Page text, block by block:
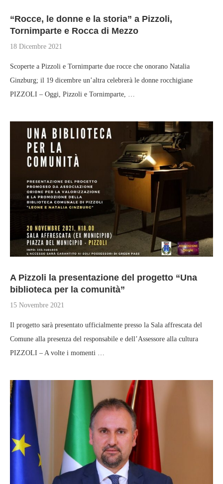
“Rocce, le donne e la storia” a Pizzoli,
Tornimparte e Rocca di Mezzo
18 Dicembre 2021
Scoperte a Pizzoli e Tornimparte due rocce che onorano Natalia
Ginzburg; il 19 dicembre un’altra celebrerà le donne rocchigiane
PIZZOLI – Oggi, Pizzoli e Tornimparte, …
A Pizzoli la presentazione del progetto “Una
biblioteca per la comunità”
15 Novembre 2021
Il progetto sarà presentato ufficialmente presso la Sala affrescata del
Comune alla presenza del responsabile e dell’Assessore alla cultura
PIZZOLI – A volte i momenti …